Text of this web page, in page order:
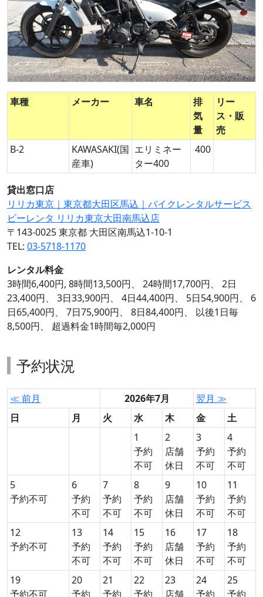
車種 メーカー 車名
排
気
量
リー
ス・販
売
B-2
KAWASAKI(国
産車)
エリミネー
ター400
400
貸出窓口店
リリカ東京｜東京都大田区馬込｜バイクレンタルサービス
ビーレンタ リリカ東京大田南馬込店
〒143-0025 東京都 大田区南馬込1-10-1
TEL: 03-5718-1170
レンタル料金
3時間6,400円, 8時間13,500円、 24時間17,700円、 2日
23,400円、 3日33,900円、 4日44,400円、 5日54,900円、 6
日65,400円、 7日75,900円、 8日84,400円、 以後1日毎
8,500円、 超過料金1時間毎2,000円
予約状況
≪ 前月 2026年7月
翌月 ≫
日
月 火 水 木 金
土
1
予約
不可
2
店舗
休日
3
予約
不可
4
予約
不可
5
予約不可
6
予約
不可
7
予約
不可
8
予約
不可
9
店舗
休日
10
予約
不可
11
予約
不可
12
予約不可
13
予約
不可
14
予約
不可
15
予約
不可
16
店舗
休日
17
予約
不可
18
予約
不可
19
予約不可
20
予約
21
予約
22
予約
23
店舗
24
予約
25
予約